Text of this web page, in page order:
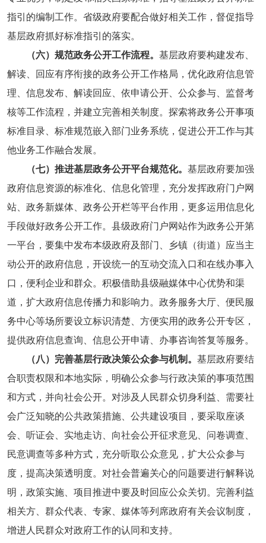
指引的编制工作。省级政府要配合做好相关工作，督促指导
基层政府抓好标准指引的落实。
（六）规范政务公开工作流程。 基层政府要构建发布、
解读、回应有序衔接的政务公开工作格局，优化政府信息管
理、信息发布、解读回应、依申请公开、公众参与、监督考
核等工作流程，并建立完善相关制度。探索将政务公开事项
标准目录、标准规范嵌入部门业务系统，促进公开工作与其
他业务工作融合发展。
（七）推进基层政务公开平台规范化。 基层政府要加强
政府信息资源的标准化、信息化管理，充分发挥政府门户网
站、政务新媒体、政务公开栏等平台作用，更多运用信息化
手段做好政务公开工作。县级政府门户网站作为政务公开第
一平台，要集中发布本级政府及部门、乡镇（街道）应当主
动公开的政府信息，开设统一的互动交流入口和在线办事入
口，便利企业和群众。积极借助县级融媒体中心优势和渠
道，扩大政府信息传播力和影响力。政务服务大厅、便民服
务中心等场所要设立标识清楚、方便实用的政务公开专区，
提供政府信息查询、信息公开申请、办事咨询答复等服务。
（八）完善基层行政决策公众参与机制。 基层政府要结
合职责权限和本地实际，明确公众参与行政决策的事项范围
和方式，并向社会公开。对涉及人民群众切身利益、需要社
会广泛知晓的公共政策措施、公共建设项目，要采取座谈
会、听证会、实地走访、向社会公开征求意见、问卷调查、
民意调查等多种方式，充分听取公众意见，扩大公众参与
度，提高决策透明度。对社会普遍关心的问题要进行解释说
明，政策实施、项目推进中要及时回应公众关切。完善利益
相关方、群众代表、专家、媒体等列席政府有关会议制度，
增进人民群众对政府工作的认同和支持。